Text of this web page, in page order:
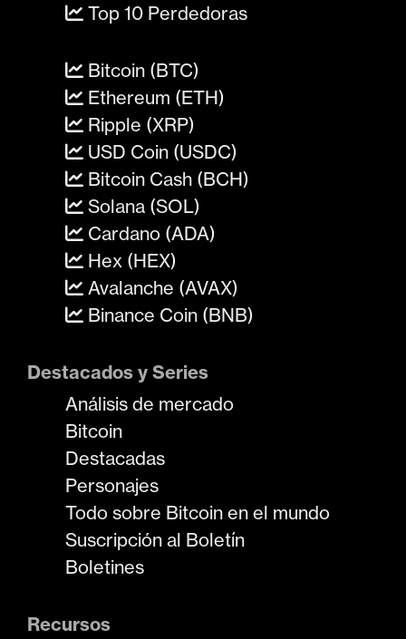
Top 10 Perdedoras
Bitcoin (BTC)
Ethereum (ETH)
Ripple (XRP)
USD Coin (USDC)
Bitcoin Cash (BCH)
Solana (SOL)
Cardano (ADA)
Hex (HEX)
Avalanche (AVAX)
Binance Coin (BNB)
Destacados y Series
Análisis de mercado
Bitcoin
Destacadas
Personajes
Todo sobre Bitcoin en el mundo
Suscripción al Boletín
Boletines
Recursos